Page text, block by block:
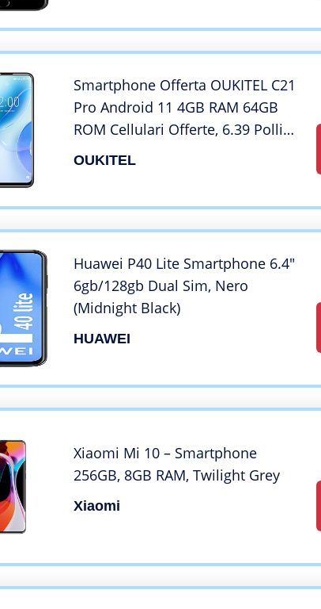
Smartphone Offerta OUKITEL C21
Pro Android 11 4GB RAM 64GB
ROM Cellulari Offerte, 6.39 Pollici
HD+ Schermo, 4G Dual SIM
OUKITEL
Huawei P40 Lite Smartphone 6.4″
6gb/128gb Dual Sim, Nero
(Midnight Black)
HUAWEI
Xiaomi Mi 10 – Smartphone
256GB, 8GB RAM, Twilight Grey
Xiaomi